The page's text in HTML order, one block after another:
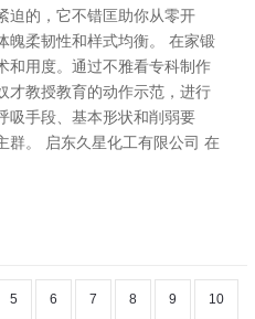
迫的，它不错匡助你从零开
魄柔韧性和样式均衡。 在家锻
和用度。通过不雅看专科制作
才教授教育的动作示范，进行
吸手段、基本形状和削弱要
群。 启东久星化工有限公司 在
5 6 7 8 9 10